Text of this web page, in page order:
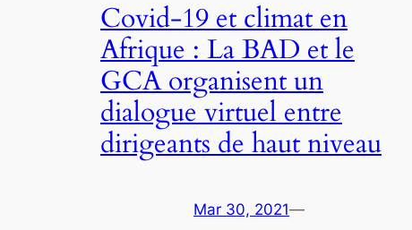
Covid-19 et climat en
Afrique : La BAD et le
GCA organisent un
dialogue virtuel entre
dirigeants de haut niveau
Mar 30, 2021—